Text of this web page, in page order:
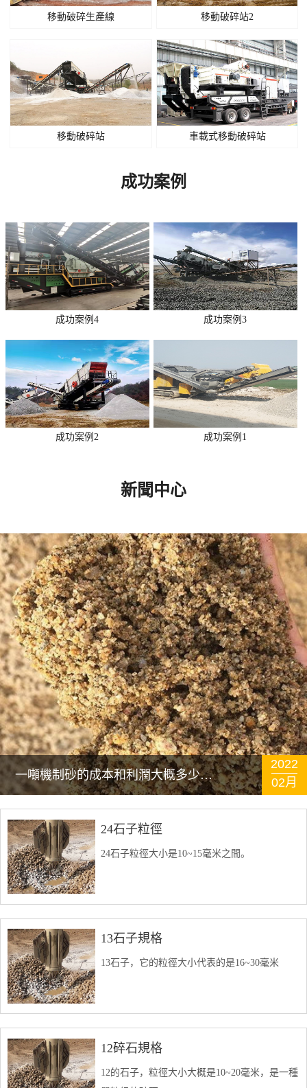
移動破碎生產線 移動破碎站2
移動破碎站 車載式移動破碎站
成功案例
成功案例4 成功案例3
成功案例2 成功案例1
新聞中心
一噸機制砂的成本和利潤大概多少錢？
2022
02月
24石子粒徑
24石子粒徑大小是10~15毫米之間。
13石子規格
13石子，它的粒徑大小代表的是16~30毫米
12碎石規格
12的石子，粒徑大小大概是10~20毫米，是一種